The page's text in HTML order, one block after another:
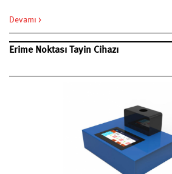
Devamı >
Erime Noktası Tayin Cihazı